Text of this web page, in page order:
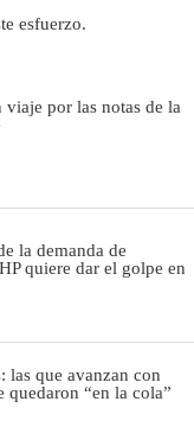
esfuerzo.
viaje por las notas de la
la demanda de
quiere dar el golpe en
las que avanzan con
quedaron “en la cola”